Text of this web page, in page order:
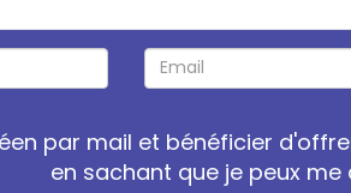
보통
별로
par mail et bénéficier
en sachant que je peux